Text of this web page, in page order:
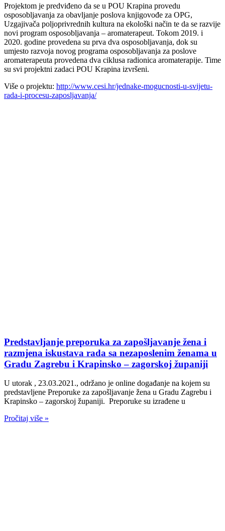
Projektom je predviđeno da se u POU Krapina provedu
osposobljavanja za obavljanje poslova knjigovođe za OPG,
Uzgajivača poljoprivrednih kultura na ekološki način te da se razvije
novi program osposobljavanja – aromaterapeut. Tokom 2019. i
2020. godine provedena su prva dva osposobljavanja, dok su
umjesto razvoja novog programa osposobljavanja za poslove
aromaterapeuta provedena dva ciklusa radionica aromaterapije. Time
su svi projektni zadaci POU Krapina izvršeni.
Više o projektu: http://www.cesi.hr/jednake-mogucnosti-u-svijetu-
rada-i-procesu-zaposljavanja/
Predstavljanje preporuka za zapošljavanje žena i
razmjena iskustava rada sa nezaposlenim ženama u
Gradu Zagrebu i Krapinsko – zagorskoj županiji
U utorak , 23.03.2021., održano je online događanje na kojem su
predstavljene Preporuke za zapošljavanje žena u Gradu Zagrebu i
Krapinsko – zagorskoj županiji. Preporuke su izrađene u
Pročitaj više »